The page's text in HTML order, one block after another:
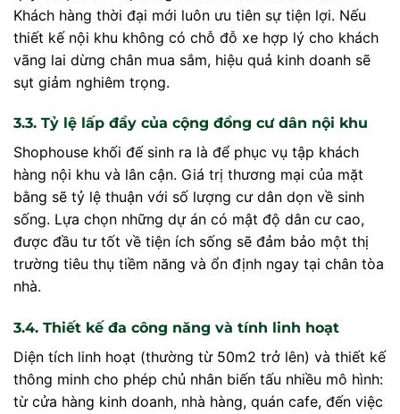
Khách hàng thời đại mới luôn ưu tiên sự tiện lợi. Nếu
thiết kế nội khu không có chỗ đỗ xe hợp lý cho khách
vãng lai dừng chân mua sắm, hiệu quả kinh doanh sẽ
sụt giảm nghiêm trọng.
3.3. Tỷ lệ lấp đầy của cộng đồng cư dân nội khu
Shophouse khối đế sinh ra là để phục vụ tập khách
hàng nội khu và lân cận. Giá trị thương mại của mặt
bằng sẽ tỷ lệ thuận với số lượng cư dân dọn về sinh
sống. Lựa chọn những dự án có mật độ dân cư cao,
được đầu tư tốt về tiện ích sống sẽ đảm bảo một thị
trường tiêu thụ tiềm năng và ổn định ngay tại chân tòa
nhà.
3.4. Thiết kế đa công năng và tính linh hoạt
Diện tích linh hoạt (thường từ 50m2 trở lên) và thiết kế
thông minh cho phép chủ nhân biến tấu nhiều mô hình:
từ cửa hàng kinh doanh, nhà hàng, quán cafe, đến việc